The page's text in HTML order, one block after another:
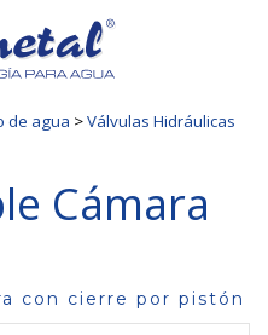
de agua >Válvulas Hidráulicas
Cámara
con cierre por pistón